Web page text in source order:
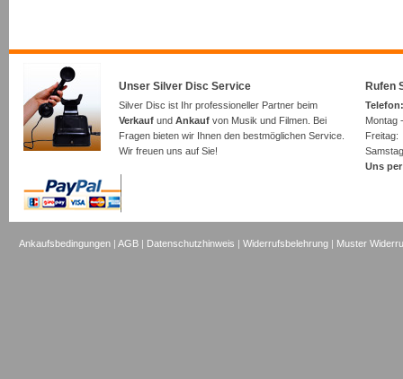
Unser Silver Disc Service
Silver Disc ist Ihr professioneller Partner beim
Verkauf und Ankauf von Musik und Filmen. Bei
Fragen bieten wir Ihnen den bestmöglichen Service.
Wir freuen uns auf Sie!
Rufen
Montag
Uns
Ankaufsbedingungen |AGB | Datenschutzhinweis |Widerrufsbelehrung | Muster